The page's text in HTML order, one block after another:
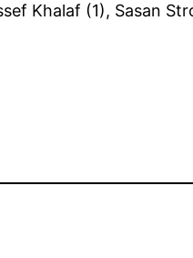
Khalaf (1), Sasan